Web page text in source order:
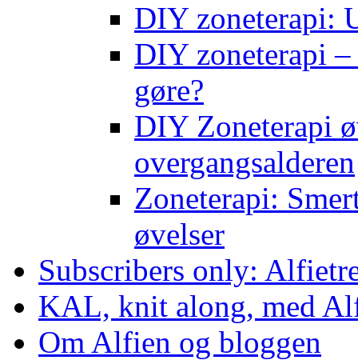
DIY zoneterapi:
DIY zoneterapi
gøre?
DIY Zoneterapi
overgangsalderen
Zoneterapi:
øvelser
Subscribers only:
KAL, knit along, med
Om Alfien og bloggen